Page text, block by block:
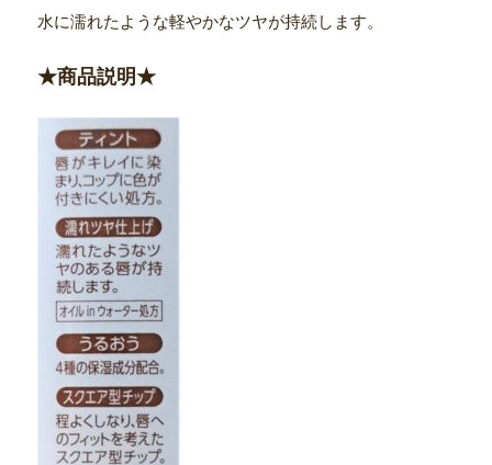
水に濡れたような軽やかなツヤが持続します。
★商品説明★